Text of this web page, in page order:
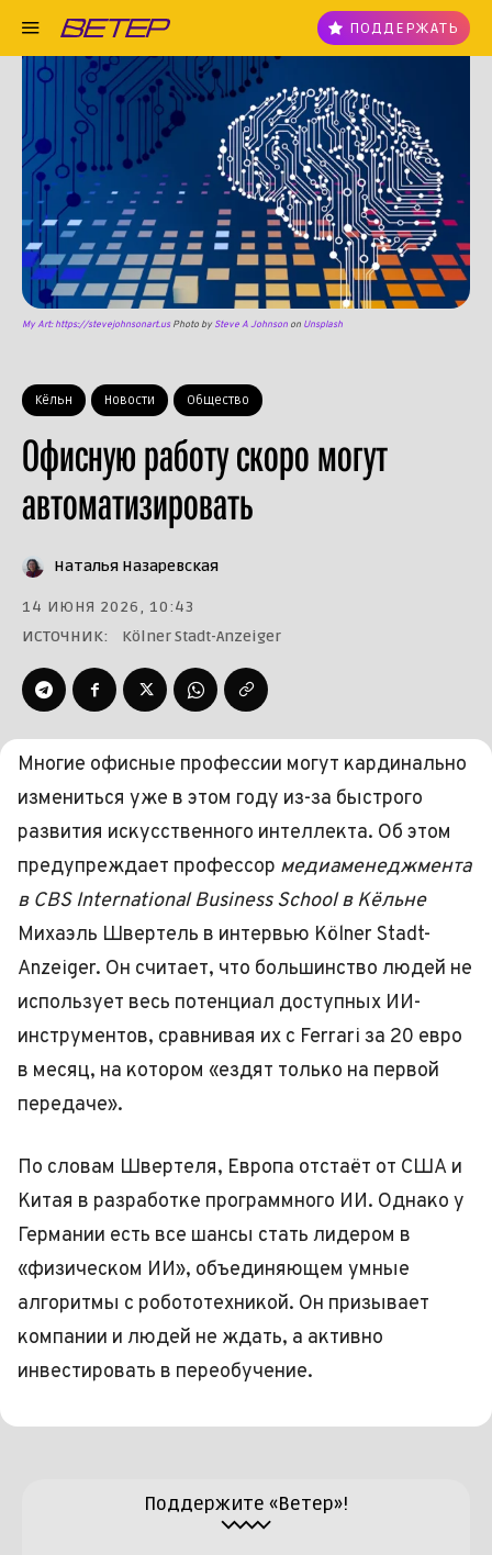
ПОДДЕРЖАТЬ
Кёльн Новости Общество
Офисную работу скоро могут
автоматизировать
My Art: https://stevejohnsonart.usPhoto bySteve A Johnson on Unsplash
Наталья Назаревская
14 ИЮНЯ 2026, 10:43
ИСТОЧНИК:
Kölner Stadt-Anzeiger
Многие офисные профессии могут кардинально
измениться уже в этом году из-за быстрого
развития искусственного интеллекта. Об этом
предупреждает профессор медиаменеджмента
в CBS International Business School в Кёльне
Михаэль Швертель в интервью Kölner Stadt-
Anzeiger. Он считает, что большинство людей не
использует весь потенциал доступных ИИ-
инструментов, сравнивая их с Ferrari за 20 евро
в месяц, на котором «ездят только на первой
передаче».
По словам Швертеля, Европа отстаёт от США и
Китая в разработке программного ИИ. Однако у
Германии есть все шансы стать лидером в
«физическом ИИ», объединяющем умные
алгоритмы с робототехникой. Он призывает
компании и людей не ждать, а активно
инвестировать в переобучение.
Поддержите «Ветер»!